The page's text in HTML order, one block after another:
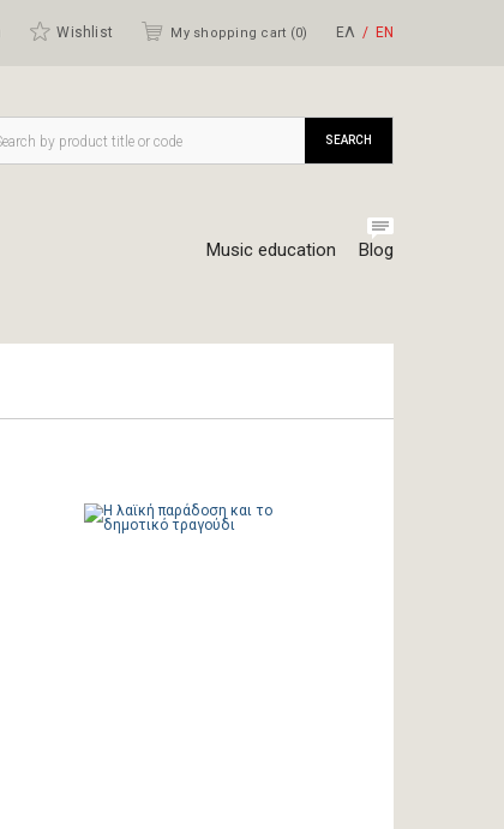
Wishlist My shopping cart (0) ΕΛ ΕΝ
Music education Blog
SEARCH